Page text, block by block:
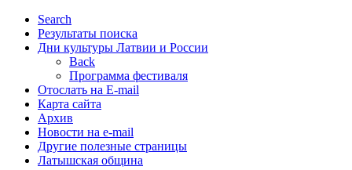
Search
Результаты поиска
Дни культуры Латвии и России
Back
Программа фестиваля
Отослать на E-mail
Карта сайта
Архив
Новости на e-mail
Другие полезные страницы
Латышская община